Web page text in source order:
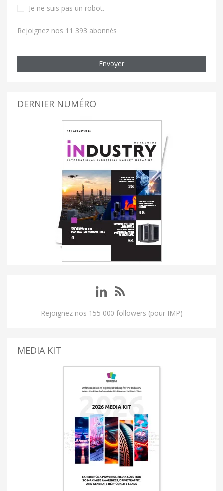
Je ne suis pas un robot.
Rejoignez nos 11 393 abonnés
Envoyer
DERNIER NUMÉRO
Rejoignez nos 155 000 followers (pour IMP)
MEDIA KIT